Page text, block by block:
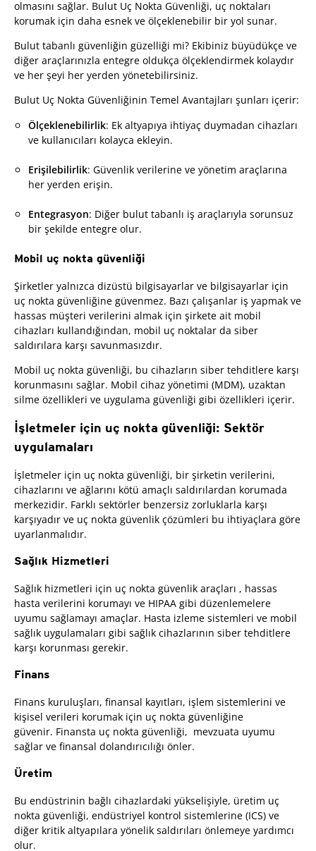
olmasını sağlar. Bulut Uç Nokta Güvenliği, uç noktaları
korumak için daha esnek ve ölçeklenebilir bir yol sunar.
Bulut tabanlı güvenliğin güzelliği mi? Ekibiniz büyüdükçe ve
diğer araçlarınızla entegre oldukça ölçeklendirmek kolaydır
ve her şeyi her yerden yönetebilirsiniz.
Bulut Uç Nokta Güvenliğinin Temel Avantajları şunları içerir:
Ölçeklenebilirlik: Ek altyapıya ihtiyaç duymadan cihazları
ve kullanıcıları kolayca ekleyin.
Erişilebilirlik: Güvenlik verilerine ve yönetim araçlarına
her yerden erişin.
Entegrasyon: Diğer bulut tabanlı iş araçlarıyla sorunsuz
bir şekilde entegre olur.
Mobil uç nokta güvenliği
Şirketler yalnızca dizüstü bilgisayarlar ve bilgisayarlar için
uç nokta güvenliğine güvenmez. Bazı çalışanlar iş yapmak ve
hassas müşteri verilerini almak için şirkete ait mobil
cihazları kullandığından, mobil uç noktalar da siber
saldırılara karşı savunmasızdır.
Mobil uç nokta güvenliği, bu cihazların siber tehditlere karşı
korunmasını sağlar. Mobil cihaz yönetimi (MDM), uzaktan
silme özellikleri ve uygulama güvenliği gibi özellikleri içerir.
İşletmeler için uç nokta güvenliği: Sektör
uygulamaları
İşletmeler için uç nokta güvenliği, bir şirketin verilerini,
cihazlarını ve ağlarını kötü amaçlı saldırılardan korumada
merkezidir. Farklı sektörler benzersiz zorluklarla karşı
karşıyadır ve uç nokta güvenlik çözümleri bu ihtiyaçlara göre
uyarlanmalıdır.
Sağlık Hizmetleri
Sağlık hizmetleri için uç nokta güvenlik araçları , hassas
hasta verilerini korumayı ve HIPAA gibi düzenlemelere
uyumu sağlamayı amaçlar. Hasta izleme sistemleri ve mobil
sağlık uygulamaları gibi sağlık cihazlarının siber tehditlere
karşı korunması gerekir.
Finans
Finans kuruluşları, finansal kayıtları, işlem sistemlerini ve
kişisel verileri korumak için uç nokta güvenliğine
güvenir. Finansta uç nokta güvenliği, mevzuata uyumu
sağlar ve finansal dolandırıcılığı önler.
Üretim
Bu endüstrinin bağlı cihazlardaki yükselişiyle, üretim uç
nokta güvenliği, endüstriyel kontrol sistemlerine (ICS) ve
diğer kritik altyapılara yönelik saldırıları önlemeye yardımcı
olur.